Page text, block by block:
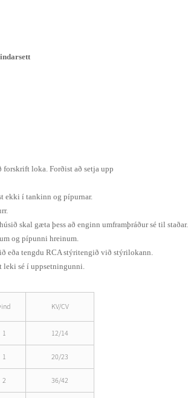
forskrift loka. Forðist að setja upp
ekki í tankinn og pípurnar.
skal gæta þess að enginn umframþráður sé til staðar.
og pípunni hreinum.
eða tengdu RCA stýritengið við stýrilokann.
sé í uppsetningunni.
KV/CV
1 12/14
1 20/23
2 36/42